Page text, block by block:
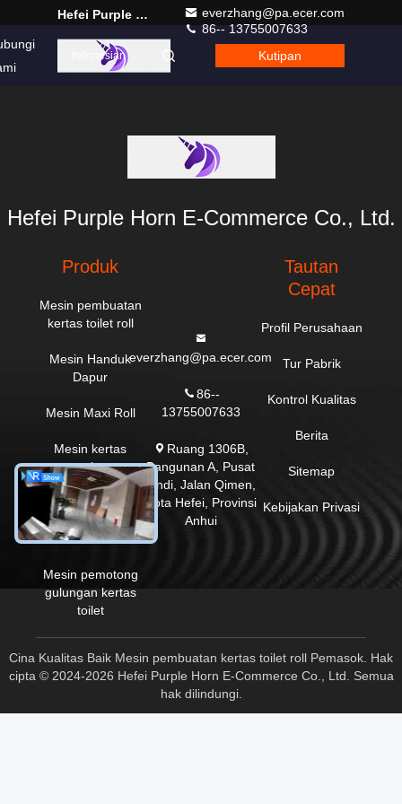
Hefei Purple Horn E-Commerce Co., Ltd.
everzhang@pa.ecer.com
86-- 13755007633
Indonesian Kutipan
Hefei Purple Horn E-Commerce Co., Ltd.
Produk
Mesin pembuatan
kertas toilet roll
Mesin Handuk
Dapur
Mesin Maxi Roll
Mesin kertas
serbet
mesin tisu wajah
Mesin Hand Towel
Mesin pemotong
gulungan kertas
toilet
everzhang@pa.ecer.com
86--
13755007633
Ruang 1306B,
Bangunan A, Pusat
Xindi, Jalan Qimen,
Kota Hefei, Provinsi
Anhui
Tautan
Cepat
Profil Perusahaan
Tur Pabrik
Kontrol Kualitas
Berita
Sitemap
Kebijakan Privasi
Cina Kualitas Baik Mesin pembuatan kertas toilet roll Pemasok. Hak
cipta © 2024-2026 Hefei Purple Horn E-Commerce Co., Ltd. Semua
hak dilindungi.